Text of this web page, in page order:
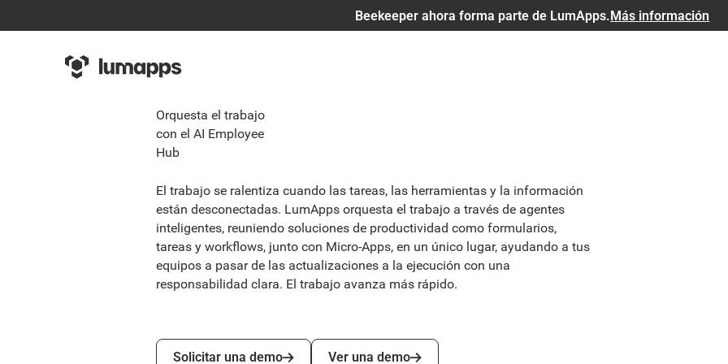
Beekeeper ahora forma parte de LumApps.Más información
Orquesta el trabajo
con el AI Employee
Hub
El trabajo se ralentiza cuando las tareas, las herramientas y la información
están desconectadas. LumApps orquesta el trabajo a través de agentes
inteligentes, reuniendo soluciones de productividad como formularios,
tareas y workflows, junto con Micro-Apps, en un único lugar, ayudando a tus
equipos a pasar de las actualizaciones a la ejecución con una
responsabilidad clara. El trabajo avanza más rápido.
Solicitar una demo
Solicitar una demo
Ver una demo
Ver una demo